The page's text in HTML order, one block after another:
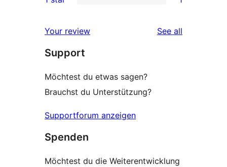
star
2-
reviews
star
review
Your review See all
Support
Möchtest du etwas sagen?
Brauchst du Unterstützung?
Supportforum anzeigen
Spenden
Möchtest du die Weiterentwicklung